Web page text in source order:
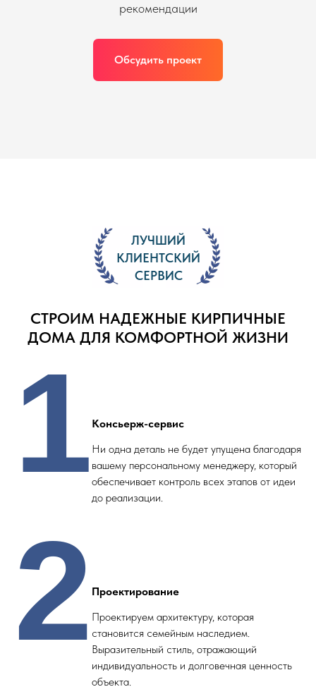
рекомендации
Обсудить проект
ЛУЧШИЙ
КЛИЕНТСКИЙ
СЕРВИС
СТРОИМ НАДЕЖНЫЕ КИРПИЧНЫЕ
ДОМА ДЛЯ КОМФОРТНОЙ ЖИЗНИ
Консьерж-сервис
Ни одна деталь не будет упущена благодаря
вашему персональному менеджеру, который
обеспечивает контроль всех этапов от идеи
до реализации.
1
Проектирование
Проектируем архитектуру, которая
становится семейным наследием.
Выразительный стиль, отражающий
индивидуальность и долговечная ценность
объекта.
2